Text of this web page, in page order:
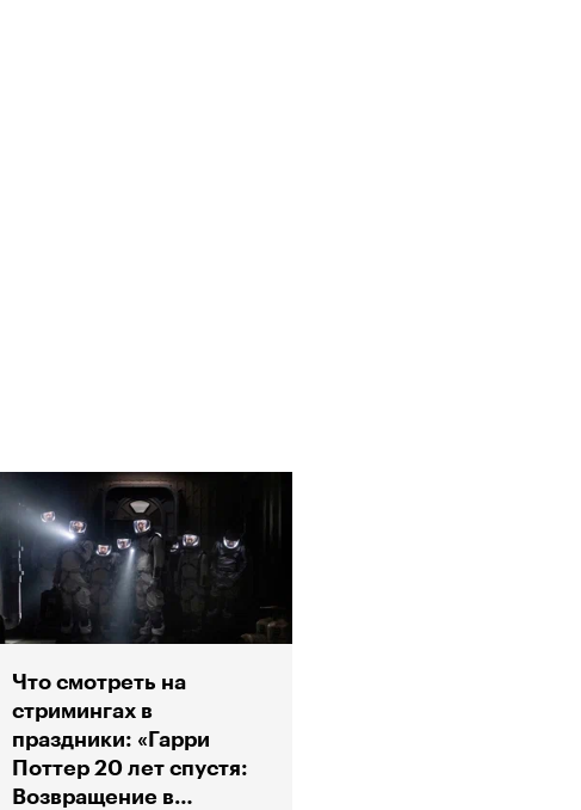
Что смотреть на
стримингах в
праздники: «Гарри
Поттер 20 лет спустя:
Возвращение в